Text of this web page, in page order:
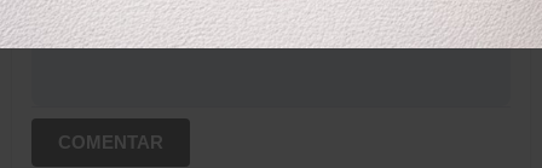
COMENTAR